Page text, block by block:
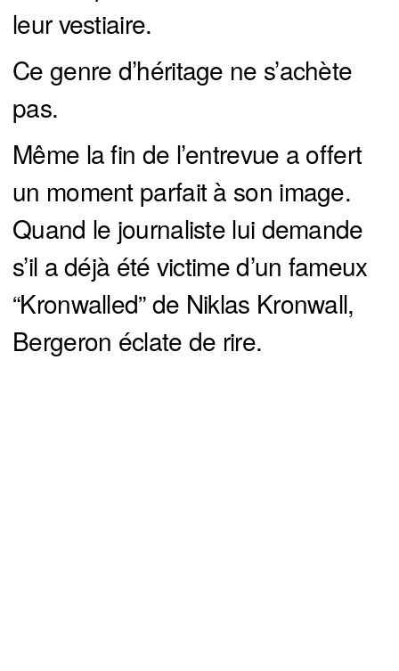
leur vestiaire.
Ce genre d’héritage ne s’achète
pas.
Même la fin de l’entrevue a offert
un moment parfait à son image.
Quand le journaliste lui demande
s’il a déjà été victime d’un fameux
“Kronwalled” de Niklas Kronwall,
Bergeron éclate de rire.